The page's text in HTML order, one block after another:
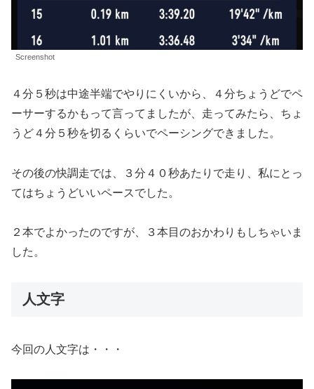
Screenshot
４分５秒は中途半端でやりにくいから、４分ちょうどでペ
ーサーするかもって言ってましたが、走ってみたら、ちょ
うど４分５秒を切るくらいでペーシングできました。
その後の快調走では、３分４０秒あたりで走り、私にとっ
てはちょうどいいペースでした。
２本でよかったのですが、３本目のおかわりもしちゃいま
した。
人文字
今回の人文字は・・・